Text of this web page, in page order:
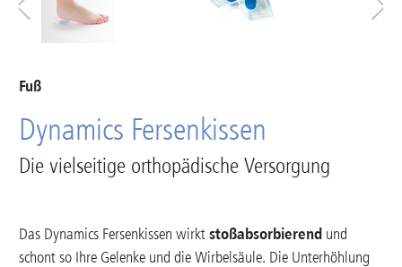
Fuß
Dynamics Fersenkissen
Die vielseitige orthopädische Versorgung
Das Dynamics Fersenkissen wirktstoßabsorbierend und
schont so Ihre Gelenke und die Wirbelsäule. Die Unterhöhlung